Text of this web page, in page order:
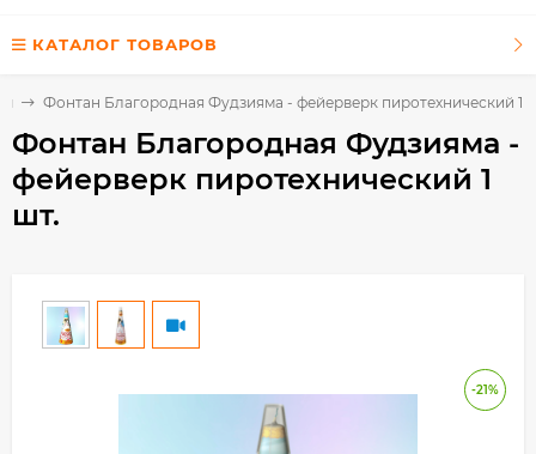
КАТАЛОГ ТОВАРОВ
Фонтан Благородная Фудзияма - фейерверк пиротехнический 1
Фонтан Благородная Фудзияма -
фейерверк пиротехнический 1
шт.
-21%